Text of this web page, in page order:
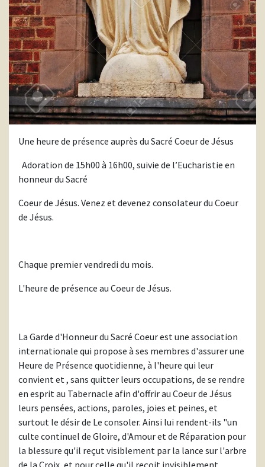
Une heure de présence auprès du Sacré Coeur de Jésus
Adoration de 15h00 à 16h00, suivie de l’Eucharistie en
honneur du Sacré
Coeur de Jésus. Venez et devenez consolateur du Coeur
de Jésus.
Chaque premier vendredi du mois.
L'heure de présence au Coeur de Jésus.
La Garde d'Honneur du Sacré Coeur est une association
internationale qui propose à ses membres d'assurer une
Heure de Présence quotidienne, à l'heure qui leur
convient et , sans quitter leurs occupations, de se rendre
en esprit au Tabernacle afin d'offrir au Coeur de Jésus
leurs pensées, actions, paroles, joies et peines, et
surtout le désir de Le consoler. Ainsi lui rendent-ils "un
culte continuel de Gloire, d'Amour et de Réparation pour
la blessure qu'il reçut visiblement par la lance sur l'arbre
de la Croix, et pour celle qu'il reçoit invisiblement